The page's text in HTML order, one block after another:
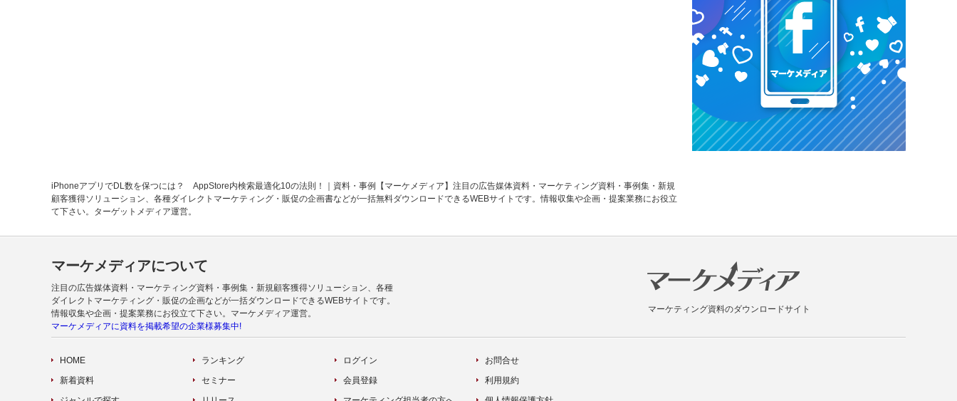
iPhoneアプリでDL数を保つには？ AppStore内検索最適化10の法則！｜資料・事例【マーケメディア】注目の広告媒体資料・マーケティング資料・事例集・新規
顧客獲得ソリューション、各種ダイレクトマーケティング・販促の企画書などが一括無料ダウンロードできるWEBサイトです。情報収集や企画・提案業務にお役立
て下さい。ターゲットメディア運営。
マーケメディアについて
注目の広告媒体資料・マーケティング資料・事例集・新規顧客獲得ソリューション、各種
ダイレクトマーケティング・販促の企画などが一括ダウンロードできるWEBサイトです。
情報収集や企画・提案業務にお役立て下さい。マーケメディア運営。
マーケメディアに資料を掲載希望の企業様募集中!
マーケティング資料のダウンロードサイト
HOME
新着資料
ランキング
セミナー
ログイン
会員登録
お問合せ
利用規約